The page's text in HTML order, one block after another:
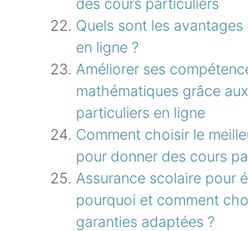
des cours particuliers
Quels sont les
en ligne ?
Améliorer ses
mathématiques grâce
particuliers en ligne
Comment choisir le
pour donner des cours
Assurance scolaire pour
pourquoi et comment
garanties adaptées ?